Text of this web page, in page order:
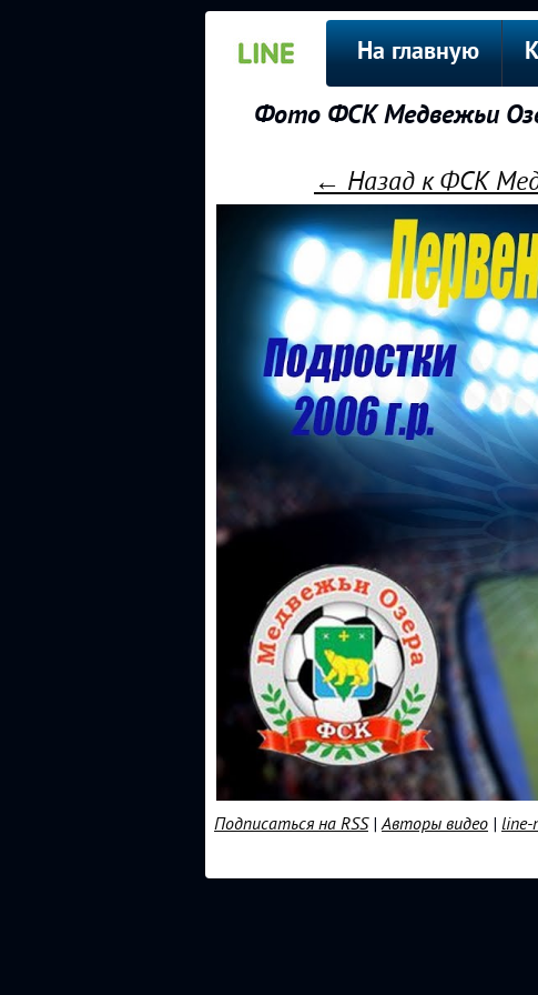
На главную
Фото ФСК Медвежьи
← Назад к ФСК
Подписаться на RSS|Авторы видео | line-